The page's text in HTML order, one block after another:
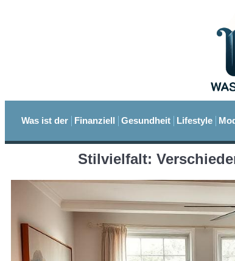
Was ist der Finanziell Gesundheit Lifestyle
Stilvielfalt: